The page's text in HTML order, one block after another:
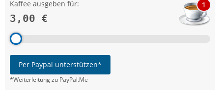
Kaffee ausgeben für:
3,00 €
1
Per Paypal unterstützen*
*Weiterleitung zu PayPal.Me